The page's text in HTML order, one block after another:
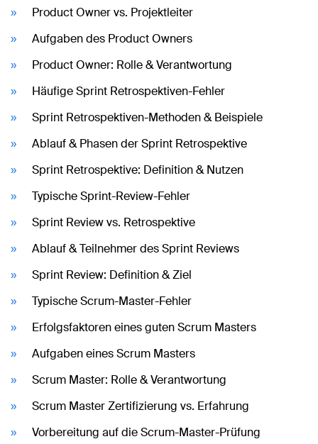
Product Owner vs. Projektleiter
Aufgaben des Product Owners
Product Owner: Rolle & Verantwortung
Häufige Sprint Retrospektiven-Fehler
Sprint Retrospektiven-Methoden & Beispiele
Ablauf & Phasen der Sprint Retrospektive
Sprint Retrospektive: Definition & Nutzen
Typische Sprint-Review-Fehler
Sprint Review vs. Retrospektive
Ablauf & Teilnehmer des Sprint Reviews
Sprint Review: Definition & Ziel
Typische Scrum-Master-Fehler
Erfolgsfaktoren eines guten Scrum Masters
Aufgaben eines Scrum Masters
Scrum Master: Rolle & Verantwortung
Scrum Master Zertifizierung vs. Erfahrung
Vorbereitung auf die Scrum-Master-Prüfung